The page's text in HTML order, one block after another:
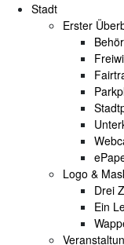
Stadt
Erster
Logo &
Drei
Ein